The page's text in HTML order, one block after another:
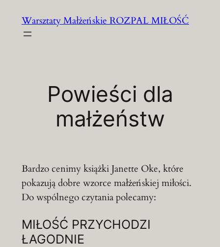
treści
Warsztaty Małżeńskie ROZPAL MIŁOŚĆ
Powieści dla
małżeństw
Bardzo cenimy książki Janette Oke, które
pokazują dobre wzorce małżeńskiej miłości.
Do wspólnego czytania polecamy:
MIŁOŚĆ PRZYCHODZI
ŁAGODNIE